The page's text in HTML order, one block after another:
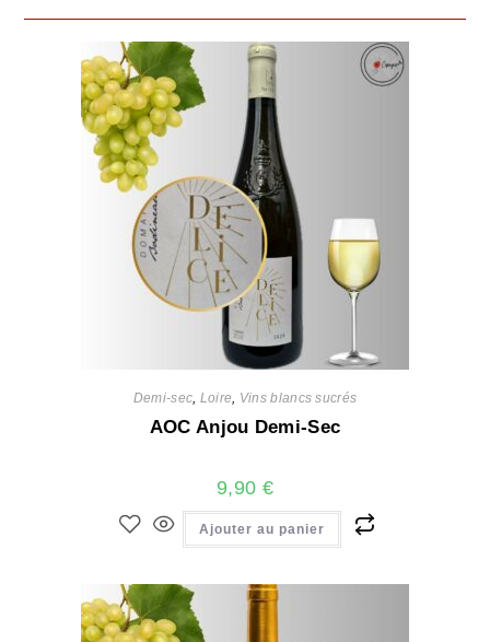
Demi-sec, Loire, Vins blancs sucrés
AOC Anjou Demi-Sec
9,90 €
Ajouter au panier